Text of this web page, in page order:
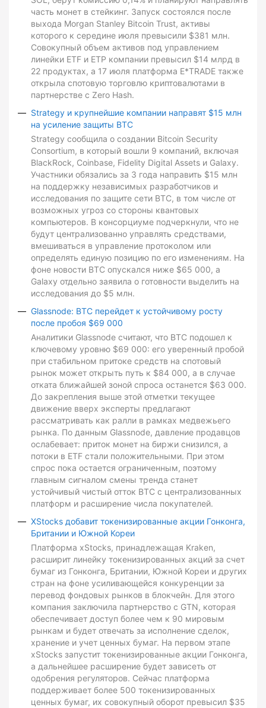
часть монет в стейкинг. Запуск состоялся после
выхода Morgan Stanley Bitcoin Trust, активы
которого к середине июля превысили $381 млн.
Совокупный объем активов под управлением
линейки ETF и ETP компании превысил $14 млрд в
22 продуктах, а 17 июля платформа E*TRADE также
открыла спотовую торговлю криптовалютами в
партнерстве с Zero Hash.
Strategy и крупнейшие компании направят $15 млн
на усиление защиты BTC
Strategy сообщила о создании Bitcoin Security
Consortium, в который вошли 9 компаний, включая
BlackRock, Coinbase, Fidelity Digital Assets и Galaxy.
Участники обязались за 3 года направить $15 млн
на поддержку независимых разработчиков и
исследования по защите сети BTC, в том числе от
возможных угроз со стороны квантовых
компьютеров. В консорциуме подчеркнули, что не
будут централизованно управлять средствами,
вмешиваться в управление протоколом или
определять единую позицию по его изменениям. На
фоне новости BTC опускался ниже $65 000, а
Galaxy отдельно заявила о готовности выделить на
исследования до $5 млн.
Glassnode: BTC перейдет к устойчивому росту
после пробоя $69 000
Аналитики Glassnode считают, что BTC подошел к
ключевому уровню $69 000: его уверенный пробой
при стабильном притоке средств на спотовый
рынок может открыть путь к $84 000, а в случае
отката ближайшей зоной спроса останется $63 000.
До закрепления выше этой отметки текущее
движение вверх эксперты предлагают
рассматривать как ралли в рамках медвежьего
рынка. По данным Glassnode, давление продавцов
ослабевает: приток монет на биржи снизился, а
потоки в ETF стали положительными. При этом
спрос пока остается ограниченным, поэтому
главным сигналом смены тренда станет
устойчивый чистый отток BTC с централизованных
платформ и расширение числа покупателей.
XStocks добавит токенизированные акции Гонконга,
Британии и Южной Кореи
Платформа xStocks, принадлежащая Kraken,
расширит линейку токенизированных акций за счет
бумаг из Гонконга, Британии, Южной Кореи и других
стран на фоне усиливающейся конкуренции за
перевод фондовых рынков в блокчейн. Для этого
компания заключила партнерство с GTN, которая
обеспечивает доступ более чем к 90 мировым
рынкам и будет отвечать за исполнение сделок,
хранение и учет ценных бумаг. На первом этапе
xStocks запустит токенизированные акции Гонконга,
а дальнейшее расширение будет зависеть от
одобрения регуляторов. Сейчас платформа
поддерживает более 500 токенизированных
ценных бумаг, их совокупный оборот превысил $35